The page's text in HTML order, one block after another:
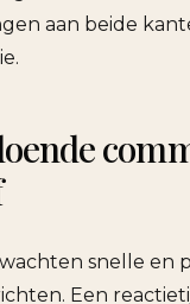
aan beide
snelle en
Een